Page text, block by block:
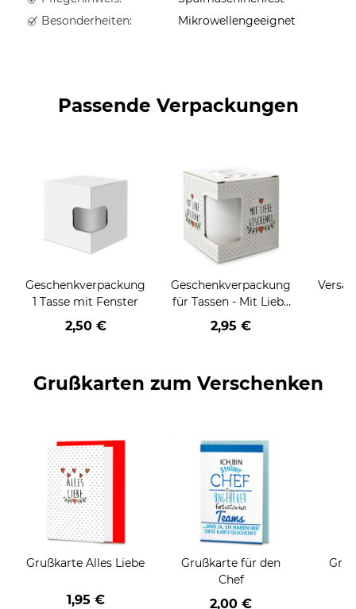
Besonderheiten:
Mikrowellengeeignet
Passende Verpackungen
Geschenkverpackung
1 Tasse mit Fenster
2,50 €
Geschenkverpackung
für Tassen - Mit Liebe
geschenkt
2,95 €
Grußkarten zum Verschenken
Grußkarte Alles Liebe
1,95 €
Grußkarte für den
Chef
2,00 €